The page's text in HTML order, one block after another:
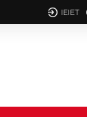
IEIET